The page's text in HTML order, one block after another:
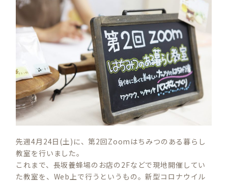
先週4月24日(土)に、第2回Zoomはちみつのある暮らし
教室を行いました。
これまで、長坂養蜂場のお店の2Fなどで現地開催してい
た教室を、Web上で行うというもの。新型コロナウイル